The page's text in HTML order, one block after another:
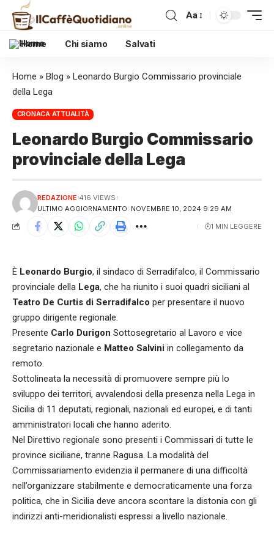
Aa
Home Chi siamo Salvati
Home » Blog » Leonardo Burgio Commissario provinciale
della Lega
CRONACA ATTUALITÀ
Leonardo Burgio Commissario
provinciale della Lega
ULTIMO AGGIORNAMENTO: NOVEMBRE 10, 2024 9:29 AM
REDAZIONE 416 VIEWS
1 MIN LEGGERE
È Leonardo Burgio, il sindaco di Serradifalco, il Commissario
provinciale della Lega, che ha riunito i suoi quadri siciliani al
Teatro De Curtis di Serradifalco per presentare il nuovo
gruppo dirigente regionale.
Presente Carlo Durigon Sottosegretario al Lavoro e vice
segretario nazionale e Matteo Salvini in collegamento da
remoto.
Sottolineata la necessità di promuovere sempre più lo
sviluppo dei territori, avvalendosi della presenza nella Lega in
Sicilia di 11 deputati, regionali, nazionali ed europei, e di tanti
amministratori locali che hanno aderito.
Nel Direttivo regionale sono presenti i Commissari di tutte le
province siciliane, tranne Ragusa. La modalità del
Commissariamento evidenzia il permanere di una difficoltà
nell’organizzare stabilmente e democraticamente una forza
politica, che in Sicilia deve ancora scontare la distonia con gli
indirizzi anti-meridionalisti espressi a livello nazionale.